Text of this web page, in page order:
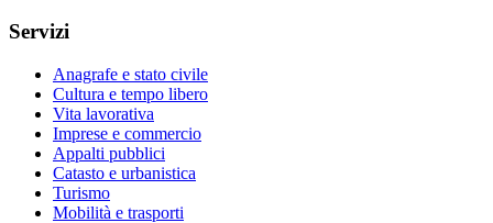
Servizi
Anagrafe e stato civile
Cultura e tempo libero
Vita lavorativa
Imprese e commercio
Appalti pubblici
Catasto e urbanistica
Turismo
Mobilità e trasporti